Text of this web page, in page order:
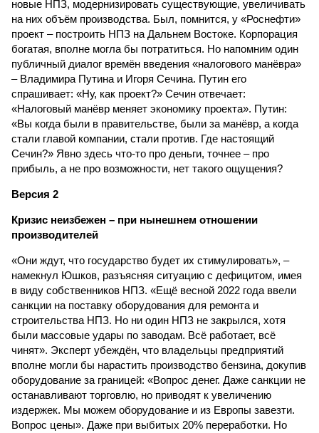
новые НПЗ, модернизировать существующие, увеличивать
на них объём производства. Был, помнится, у «Роснефти»
проект – построить НПЗ на Дальнем Востоке. Корпорация
богатая, вполне могла бы потратиться. Но напомним один
публичный диалог времён введения «налогового манёвра»
– Владимира Путина и Игоря Сечина. Путин его
спрашивает: «Ну, как проект?» Сечин отвечает:
«Налоговый манёвр меняет экономику проекта». Путин:
«Вы когда были в правительстве, были за манёвр, а когда
стали главой компании, стали против. Где настоящий
Сечин?» Явно здесь что-то про деньги, точнее – про
прибыль, а не про возможности, нет такого ощущения?
Версия 2
Кризис неизбежен – при нынешнем отношении
производителей
«Они ждут, что государство будет их стимулировать», –
намекнул Юшков, разъясняя ситуацию с дефицитом, имея
в виду собственников НПЗ. «Ещё весной 2022 года ввели
санкции на поставку оборудования для ремонта и
строительства НПЗ. Но ни один НПЗ не закрылся, хотя
были массовые удары по заводам. Всё работает, всё
чинят». Эксперт убеждён, что владельцы предприятий
вполне могли бы нарастить производство бензина, докупив
оборудование за границей: «Вопрос денег. Даже санкции не
останавливают торговлю, но приводят к увеличению
издержек. Мы можем оборудование и из Европы завезти.
Вопрос цены». Даже при выбитых 20% переработки. Но